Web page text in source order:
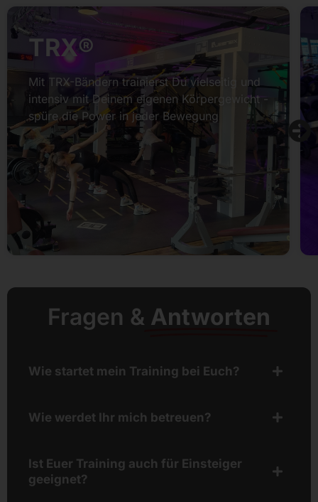
TRX®
Mit TRX-Bändern trainierst Du vielseitig und
intensiv mit Deinem eigenen Körpergewicht -
spüre die Power in jeder Bewegung
Fragen & Antworten
Wie startet mein Training bei Euch?
Wie werdet Ihr mich betreuen?
Ist Euer Training auch für Einsteiger
geeignet?